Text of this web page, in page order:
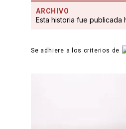
ARCHIVO
Esta historia fue publicada
Se adhiere a los criterios de